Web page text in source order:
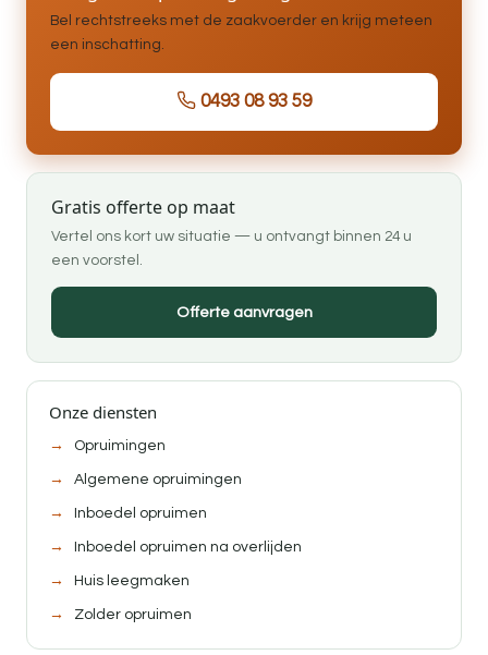
Bel rechtstreeks met de zaakvoerder en krijg meteen
een inschatting.
0493 08 93 59
Gratis offerte op maat
Vertel ons kort uw situatie — u ontvangt binnen 24 u
een voorstel.
Offerte aanvragen
Onze diensten
Opruimingen
Algemene opruimingen
Inboedel opruimen
Inboedel opruimen na overlijden
Huis leegmaken
Zolder opruimen